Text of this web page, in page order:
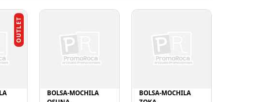
OUTLET
BOLSA-MOCHILA
BOLSA-MOCHILA